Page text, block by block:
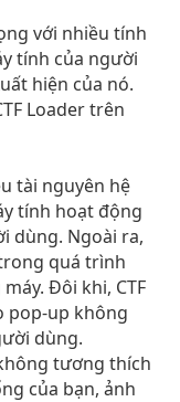
với nhiều tính
tính của người
hiện của nó.
Loader trên
tài nguyên hệ
tính hoạt động
dùng. Ngoài ra,
quá trình
Đôi khi, CTF
pop-up không
dùng.
tương thích
của bạn, ảnh